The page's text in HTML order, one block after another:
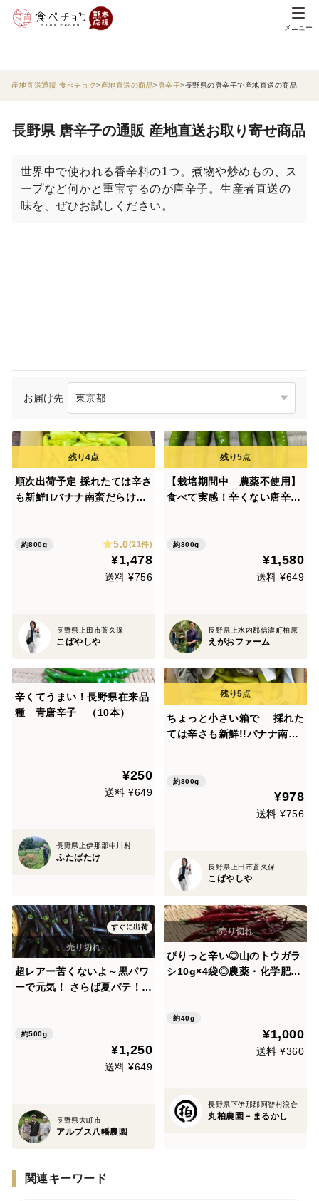
メニュー
産地直送通販 食べチョク 産地直送の商品 唐辛子 長野県の唐辛子で産地直送の商品
長野県 唐辛子の通販 産地直送お取り寄せ商品
世界中で使われる香辛料の1つ。煮物や炒めもの、ス
ープなど何かと重宝するのが唐辛子。生産者直送の
味を、ぜひお試しください。
お届け先
順次出荷予定 採れたては辛さ
も新鮮!!バナナ南蛮だらけ箱
南蛮
約800g 5.0(21件)
¥1,478
送料 ¥756
長野県上田市蒼久保
こばやしや
【栽培期間中 農薬不使用】
食べて実感！辛くない唐辛子
約800g
¥1,580
送料 ¥649
長野県上水内郡信濃町柏原
えがおファーム
辛くてうまい！長野県在来品
種 青唐辛子 （10本）
¥250
送料 ¥649
長野県上伊那郡中川村
ふたばたけ
ちょっと小さい箱で 採れた
ては辛さも新鮮!!バナナ南蛮
約800g
¥978
送料 ¥756
長野県上田市蒼久保
こばやしや
すぐに出荷
超レアー苦くないよ～黒パワ
ーで元気！ さらば夏バテ！黒
約500g
¥1,250
送料 ¥649
長野県大町市
アルプス八幡農園
ぴりっと辛い◎山のトウガラ
シ10g×4袋◎農薬・化学肥料
約40g
¥1,000
送料 ¥360
長野県下伊那郡阿智村浪合
丸柏農園－まるかし
関連キーワード